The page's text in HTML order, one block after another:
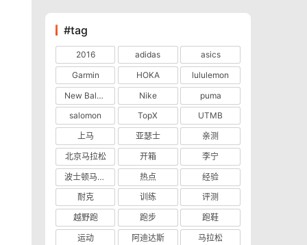
#tag
2016 adidas
asics
Garmin
HOKA
lululemon
New Balance
Nike
puma
salomon
TopX
UTMB
上马
亚瑟士
亲测
北京马拉松
开箱
李宁
波士顿马拉松
热点
经验
耐克
训练
评测
越野跑
跑步
跑鞋
运动
阿迪达斯 马拉松